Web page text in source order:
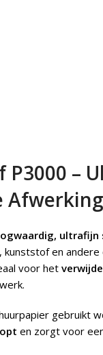
–
Afwerking
ultrafijn
kunststof en
voor het
gebruikt
en zorgt voor